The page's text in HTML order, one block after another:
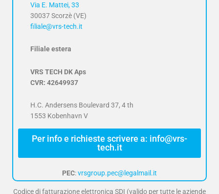
Via E. Mattei, 33
30037 Scorzè (VE)
filiale@vrs-tech.it
Filiale estera
VRS TECH DK Aps
CVR: 42649937
H.C. Andersens Boulevard 37, 4 th
1553 Kobenhavn V
Per info e richieste scrivere a: info@vrs-
tech.it
PEC:vrsgroup.pec@legalmail.it
Codice di fatturazione elettronica SDI (valido per tutte le aziende